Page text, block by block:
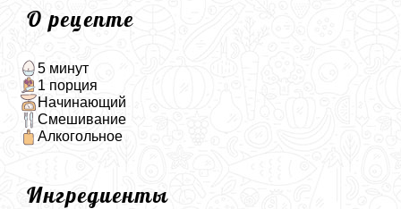
О рецепте
5 минут
1 порция
Начинающий
Смешивание
Алкогольное
Ингредиенты